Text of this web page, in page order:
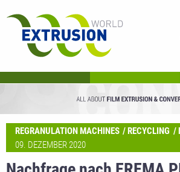
REGRANULATION MACHINES RECYCLING
09. DEZEMBER 2020